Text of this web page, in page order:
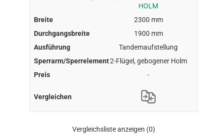
HOLM
2300 mm
1900 mm
Tandemaufstellung
2-Flügel, gebogener Holm
-
Vergleichsliste anzeigen (0)